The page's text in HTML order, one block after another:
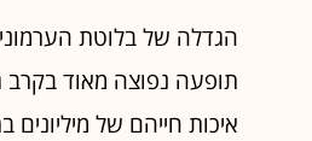
הגדלה של בלוטת
תופעה נפוצה מאוד בקרב